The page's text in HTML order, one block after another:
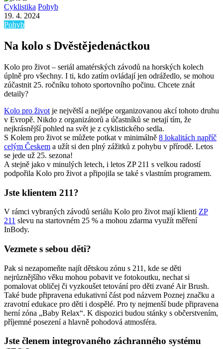
Cyklistika Pohyb
19. 4. 2024
Pohyb
Na kolo s Dvěstějedenáctkou
Kolo pro život – seriál amatérských závodů na horských kolech
úplně pro všechny. I ti, kdo zatím ovládají jen odrážedlo, se mohou
zúčastnit 25. ročníku tohoto sportovního počinu. Chcete znát
detaily?
Kolo pro život je největší a nejlépe organizovanou akcí tohoto druhu
v Evropě. Nikdo z organizátorů a účastníků se netají tím, že
nejkrásnější pohled na svět je z cyklistického sedla.
S Kolem pro život se můžete potkat v minimálně 8 lokalitách napříč
celým Českem a užít si den plný zážitků z pohybu v přírodě. Letos
se jede už 25. sezona!
A stejně jako v minulých letech, i letos ZP 211 s velkou radostí
podpořila Kolo pro život a připojila se také s vlastním programem.
Jste klientem 211?
V rámci vybraných závodů seriálu Kolo pro život mají klienti ZP
211 slevu na startovném 25 % a mohou zdarma využít měření
InBody.
Vezmete s sebou děti?
Pak si nezapomeňte najít dětskou zónu s 211, kde se děti
nejrůznějšího věku mohou pobavit ve fotokoutku, nechat si
pomalovat obličej či vyzkoušet tetování pro děti zvané Air Brush.
Také bude připravena edukativní část pod názvem Poznej značku a
zravotní edukace pro děti i dospělé. Pro ty nejmenší bude připravena
herní zóna „Baby Relax“. K dispozici budou stánky s občerstvením,
příjemné posezení a hlavně pohodová atmosféra.
Jste členem integrovaného záchranného systému